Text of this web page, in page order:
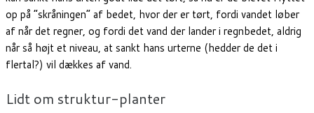
op på “skråningen” af bedet, hvor der er tørt, fordi vandet løber
af når det regner, og fordi det vand der lander i regnbedet, aldrig
når så højt et niveau, at sankt hans urterne (hedder de det i
flertal?) vil dækkes af vand.
Lidt om struktur-planter